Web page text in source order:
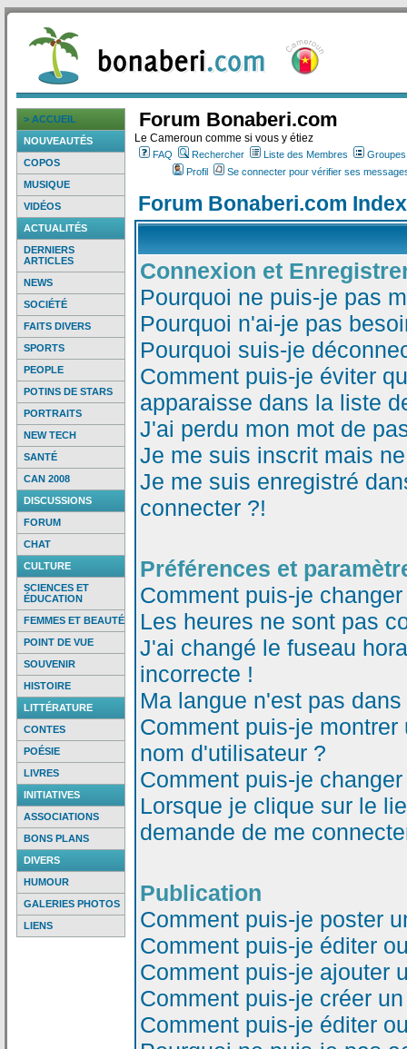
> ACCUEIL
NOUVEAUTÉS
COPOS
MUSIQUE
VIDÉOS
ACTUALITÉS
DERNIERS
ARTICLES
NEWS
SOCIÉTÉ
FAITS DIVERS
SPORTS
PEOPLE
POTINS DE STARS
PORTRAITS
NEW TECH
SANTÉ
CAN 2008
DISCUSSIONS
FORUM
CHAT
CULTURE
SCIENCES ET
ÉDUCATION
FEMMES ET BEAUTÉ
POINT DE VUE
SOUVENIR
HISTOIRE
LITTÉRATURE
CONTES
POÉSIE
LIVRES
INITIATIVES
ASSOCIATIONS
BONS PLANS
DIVERS
HUMOUR
GALERIES PHOTOS
LIENS
Forum Bonaberi.com
Le Cameroun comme si vous y étiez
FAQ Rechercher Liste des Membres
Profil
Se connecter pour vérifier ses
Forum Bonaberi.com
Connexion et
Pourquoi ne puis-je pas
Pourquoi n'ai-je pas
Pourquoi suis-je
Comment puis-je éviter
apparaisse dans la liste
J'ai perdu mon mot de
Je me suis inscrit mais
Je me suis enregistré
connecter ?!
Préférences et
Comment puis-je
Les heures ne sont pas
J'ai changé le fuseau
incorrecte !
Ma langue n'est pas
Comment puis-je
nom d'utilisateur ?
Comment puis-je
Lorsque je clique sur le
demande de me
Publication
Comment puis-je poster
Comment puis-je éditer
Comment puis-je ajouter
Comment puis-je créer
Comment puis-je éditer